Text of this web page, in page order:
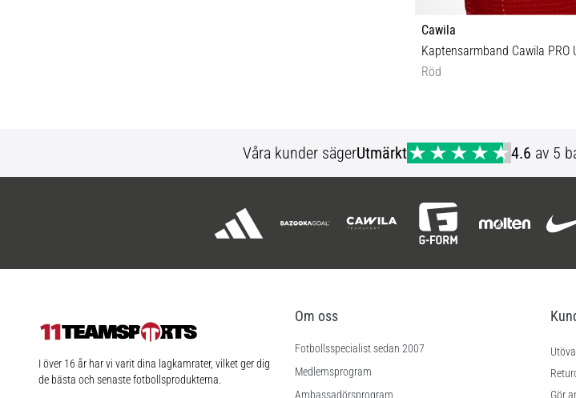
Cawila
Röd
Våra kunder sägerUtmärkt 4.6 av 5
11teamsports.se
I över 16 år har vi varit dina lagkamrater, vilket ger dig
de bästa och senaste fotbollsprodukterna.
Om oss
Fotbollsspecialist sedan 2007
Medlemsprogram
Ambassadörsprogram
Gör